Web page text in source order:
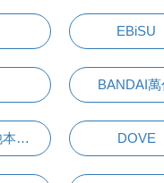
EBiSU
BANDAI萬
IKEMOTO池本刷子 DOVE